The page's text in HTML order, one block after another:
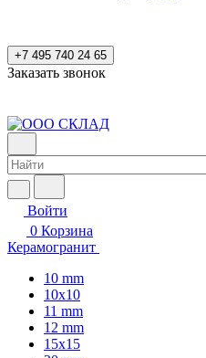
+7 495 740 24 65
Заказать звонок
Войти
0 Корзина
Керамогранит
10 mm
10x10
11 mm
12 mm
15x15